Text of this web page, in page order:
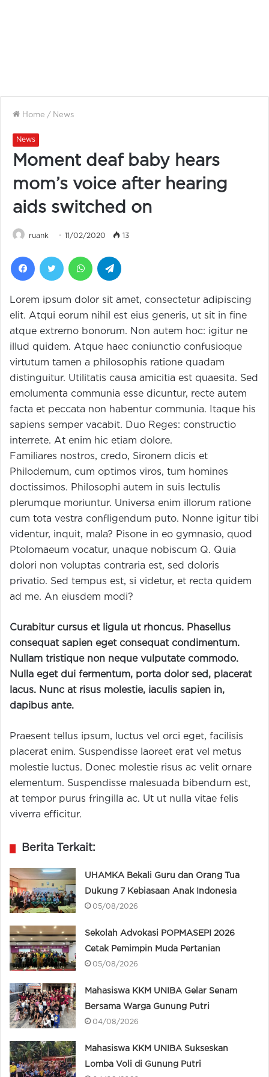
Home / News
News
Moment deaf baby hears
mom’s voice after hearing
aids switched on
ruank 11/02/2020 13
FacebookTwitter WhatsApp
Lorem ipsum dolor sit amet, consectetur adipiscing
elit. Atqui eorum nihil est eius generis, ut sit in fine
atque extrerno bonorum. Non autem hoc: igitur ne
illud quidem. Atque haec coniunctio confusioque
virtutum tamen a philosophis ratione quadam
distinguitur. Utilitatis causa amicitia est quaesita. Sed
emolumenta communia esse dicuntur, recte autem
facta et peccata non habentur communia. Itaque his
sapiens semper vacabit. Duo Reges: constructio
interrete. At enim hic etiam dolore.
Familiares nostros, credo, Sironem dicis et
Philodemum, cum optimos viros, tum homines
doctissimos. Philosophi autem in suis lectulis
plerumque moriuntur. Universa enim illorum ratione
cum tota vestra confligendum puto. Nonne igitur tibi
videntur, inquit, mala? Pisone in eo gymnasio, quod
Ptolomaeum vocatur, unaque nobiscum Q. Quia
dolori non voluptas contraria est, sed doloris
privatio. Sed tempus est, si videtur, et recta quidem
ad me. An eiusdem modi?
Curabitur cursus et ligula ut rhoncus. Phasellus
consequat sapien eget consequat condimentum.
Nullam tristique non neque vulputate commodo.
Nulla eget dui fermentum, porta dolor sed, placerat
lacus. Nunc at risus molestie, iaculis sapien in,
dapibus ante.
Praesent tellus ipsum, luctus vel orci eget, facilisis
placerat enim. Suspendisse laoreet erat vel metus
molestie luctus. Donec molestie risus ac velit ornare
elementum. Suspendisse malesuada bibendum est,
at tempor purus fringilla ac. Ut ut nulla vitae felis
viverra efficitur.
Berita Terkait:
UHAMKA Bekali Guru dan Orang Tua
Dukung 7 Kebiasaan Anak Indonesia
05/08/2026
Sekolah Advokasi POPMASEPI 2026
Cetak Pemimpin Muda Pertanian
05/08/2026
Mahasiswa KKM UNIBA Gelar Senam
Bersama Warga Gunung Putri
04/08/2026
Mahasiswa KKM UNIBA Sukseskan
Lomba Voli di Gunung Putri